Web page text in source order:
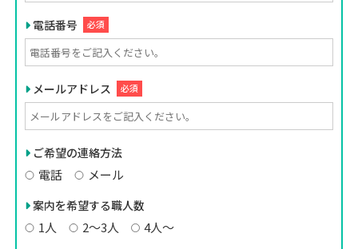
電話番号 必須
メールアドレス 必須
ご希望の連絡方法
電話 メール
案内を希望する職人数
1人 2〜3人 4人〜